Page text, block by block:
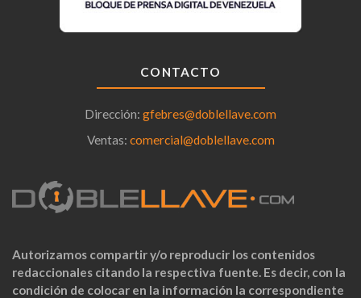
CONTACTO
Dirección: gfebres@doblellave.com
Ventas: comercial@doblellave.com
Autorizamos compartir y/o reproducir los contenidos
redaccionales citando la respectiva fuente. Es decir, con la
condición de colocar en la información la correspondiente